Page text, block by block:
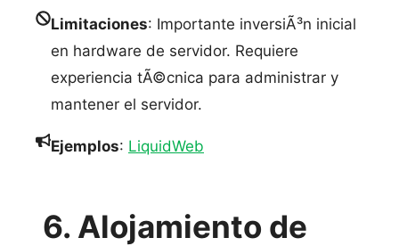
Limitaciones: Importante inversiÃ³n inicial
en hardware de servidor. Requiere
experiencia tÃ©cnica para administrar y
mantener el servidor.
Ejemplos: LiquidWeb
6. Alojamiento de